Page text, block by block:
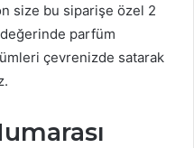
size bu siparişe özel 2
parfüm
çevrenizde satarak